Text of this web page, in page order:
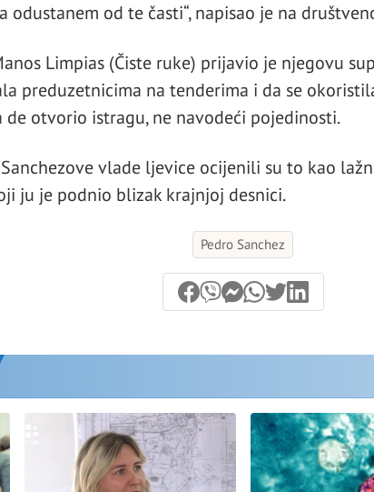
odustanem od te časti“, napisao je na
Limpias (Čiste ruke) prijavio je njegovu
preduzetnicima na tenderima i da se
de otvorio istragu, ne navodeći pojedinosti.
vlade ljevice ocijenili su to kao
ju je podnio blizak krajnjoj desnici.
Pedro Sanchez